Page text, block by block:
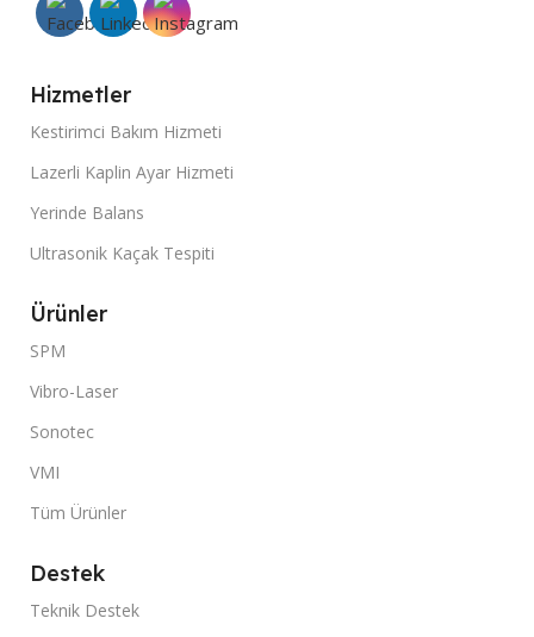
Hizmetler
Kestirimci Bakım Hizmeti
Lazerli Kaplin Ayar Hizmeti
Yerinde Balans
Ultrasonik Kaçak Tespiti
Ürünler
SPM
Vibro-Laser
Sonotec
VMI
Tüm Ürünler
Destek
Teknik Destek